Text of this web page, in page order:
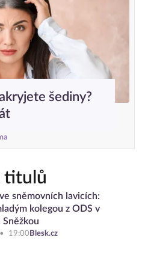
šediny?
titulů
sněmovních lavicích:
kolegou z ODS v
Sněžkou
19:00 Blesk.cz